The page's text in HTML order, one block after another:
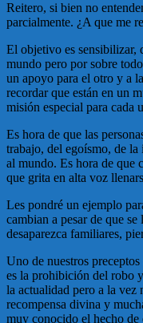
Reitero, si bien no
parcialmente. ¿A que me
El objetivo es sensibilizar,
mundo pero por sobre
un apoyo para el otro y a
recordar que están en un
misión especial para cada
Es hora de que las
trabajo, del egoísmo, de la
al mundo. Es hora de que
que grita en alta voz
Les pondré un ejemplo
cambian a pesar de que
desaparezca familiares,
Uno de nuestros
es la prohibición del robo
la actualidad pero a la vez
recompensa divina y
muy conocido el hecho de